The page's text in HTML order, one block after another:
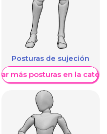
Posturas de sujeción
más posturas en la